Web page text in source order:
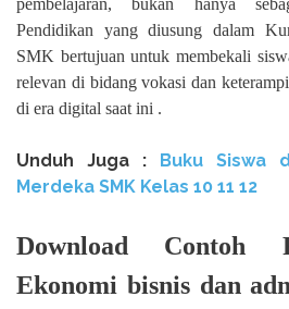
pembelajaran, bukan hanya
Pendidikan yang diusung dalam
SMK bertujuan untuk membekali
relevan di bidang vokasi dan
di era digital saat ini .
Unduh Juga : Buku Siswa
Merdeka SMK Kelas 10 11 12
Download Contoh
Ekonomi bisnis dan